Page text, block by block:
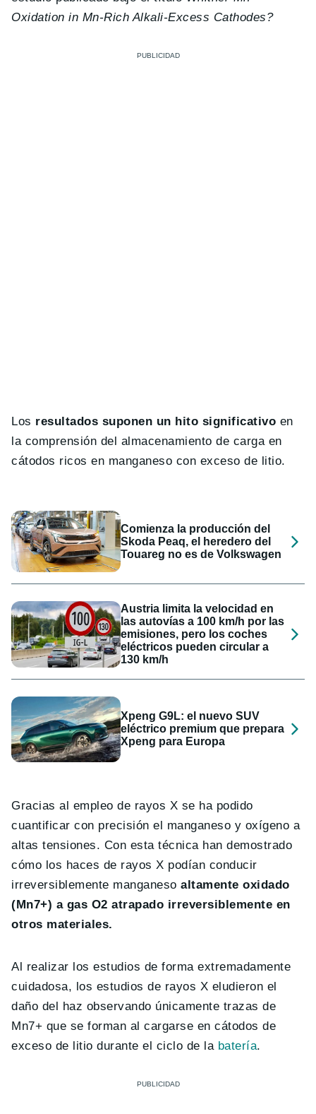
Oxidation in Mn-Rich Alkali-Excess Cathodes?
Los resultados suponen un hito significativo en
la comprensión del almacenamiento de carga en
cátodos ricos en manganeso con exceso de litio.
Comienza la producción del
Skoda Peaq, el heredero del
Touareg no es de Volkswagen
Austria limita la velocidad en
las autovías a 100 km/h por las
emisiones, pero los coches
eléctricos pueden circular a
130 km/h
Xpeng G9L: el nuevo SUV
eléctrico premium que prepara
Xpeng para Europa
Gracias al empleo de rayos X se ha podido
cuantificar con precisión el manganeso y oxígeno a
altas tensiones. Con esta técnica han demostrado
cómo los haces de rayos X podían conducir
irreversiblemente manganeso altamente oxidado
(Mn7+) a gas O2 atrapado irreversiblemente en
otros materiales.
Al realizar los estudios de forma extremadamente
cuidadosa, los estudios de rayos X eludieron el
daño del haz observando únicamente trazas de
Mn7+ que se forman al cargarse en cátodos de
exceso de litio durante el ciclo de la batería.